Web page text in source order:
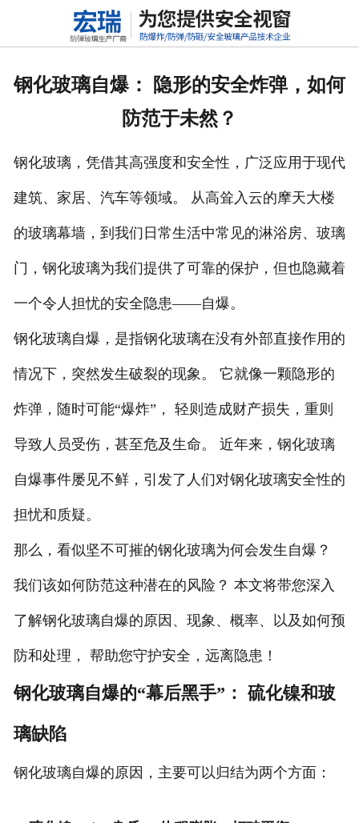
网站首页
联系我们
高铝硅玻璃
钢化玻璃自爆： 隐形的安全炸弹，如何
防范于未然？
钢化玻璃，凭借其高强度和安全性，广泛应用于现代
建筑、家居、汽车等领域。 从高耸入云的摩天大楼
的玻璃幕墙，到我们日常生活中常见的淋浴房、玻璃
门，钢化玻璃为我们提供了可靠的保护，但也隐藏着
一个令人担忧的安全隐患——自爆。
钢化玻璃自爆，是指钢化玻璃在没有外部直接作用的
情况下，突然发生破裂的现象。 它就像一颗隐形的
炸弹，随时可能“爆炸”， 轻则造成财产损失，重则
导致人员受伤，甚至危及生命。 近年来，钢化玻璃
自爆事件屡见不鲜，引发了人们对钢化玻璃安全性的
担忧和质疑。
那么，看似坚不可摧的钢化玻璃为何会发生自爆？
我们该如何防范这种潜在的风险？ 本文将带您深入
了解钢化玻璃自爆的原因、现象、概率、以及如何预
防和处理， 帮助您守护安全，远离隐患！
钢化玻璃自爆的“幕后黑手”： 硫化镍和玻
璃缺陷
钢化玻璃自爆的原因，主要可以归结为两个方面：